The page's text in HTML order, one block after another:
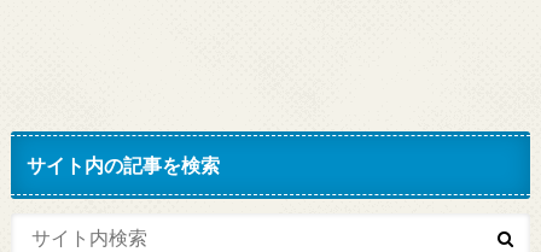
サイト内の記事を検索